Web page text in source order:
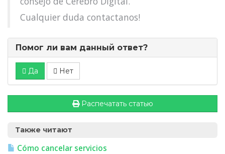
Cualquier duda contactanos!
Помог ли вам данный ответ?
Да Нет
Распечатать статью
Также читают
Cómo cancelar servicios